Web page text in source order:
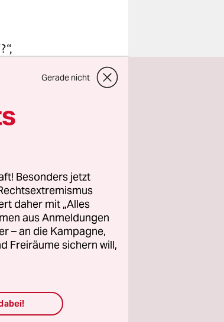
Gerade nicht
Besonders jetzt
daher mit „Alles
aus Anmeldungen
– an die Kampagne,
Freiräume sichern will,